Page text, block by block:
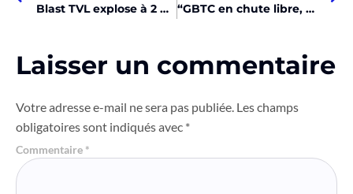
Blast TVL explose à 2 milliards avant son lancement le 29 février ! “GBTC en chute libre, fin de la saignée Bitcoin en vue ?”
Laisser un commentaire
Votre adresse e-mail ne sera pas publiée. Les champs
obligatoires sont indiqués avec *
Commentaire *